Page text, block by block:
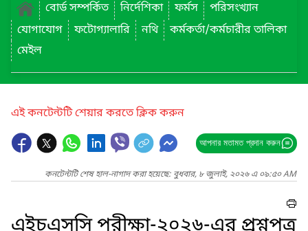
বোর্ড সম্পর্কিত
নির্দেশিকা ফর্মস
পরিসংখ্যান
যোগাযোগ
ফটোগ্যালারি নথি
কর্মকর্তা/কর্মচারীর তালিকা
মেইল
এই কনটেন্টটি শেয়ার করতে ক্লিক করুন
আপনার মতামত প্রদান করুন
কনটেন্টটি শেষ হাল-নাগাদ করা হয়েছে: বুধবার, ৮ জুলাই, ২০২৬ এ ০৯:৫০ AM
এইচএসসি পরীক্ষা-২০২৬-এর প্রশ্নপত্র